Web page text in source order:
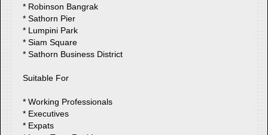
* Robinson Bangrak
* Sathorn Pier
* Lumpini Park
* Siam Square
* Sathorn Business District
Suitable For
* Working Professionals
* Executives
* Expats